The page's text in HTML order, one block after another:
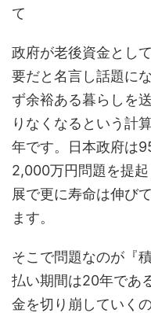
て
政府が老後資金とし
要だと名言し話題に
ず余裕ある暮らしを
りなくなるという計
年です。日本政府は
2,000万円問題を提
展で更に寿命は伸び
ます。
そこで問題なのが『
払い期間は20年であ
金を切り崩していく